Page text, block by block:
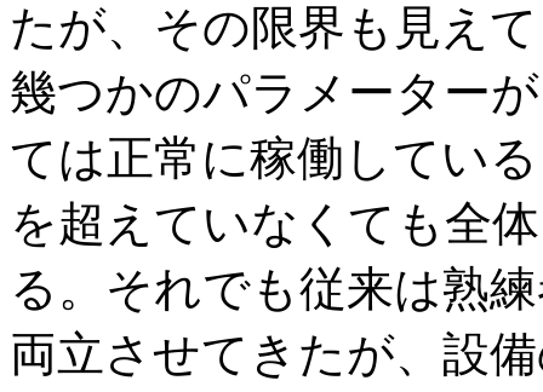
たが、その限界も見え
幾つかのパラメーター
ては正常に稼働してい
を超えていなくても全
る。それでも従来は熟
両立させてきたが、設